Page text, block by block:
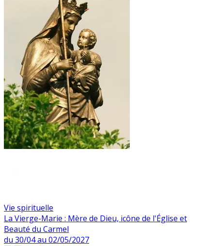
Vie spirituelle
La Vierge-Marie : Mère de Dieu, icône de l'Église et
Beauté du Carmel
du 30/04 au 02/05/2027